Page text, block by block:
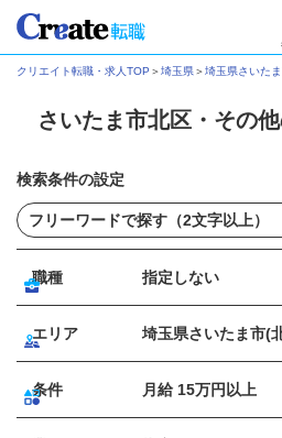
クリエイト転職・求人TOP ＞埼玉県＞埼玉県さいた
さいたま市北区・その
検索条件の設定
職種 指定しない
エリア 埼玉県さいたま市(
条件 月給 15万円以上